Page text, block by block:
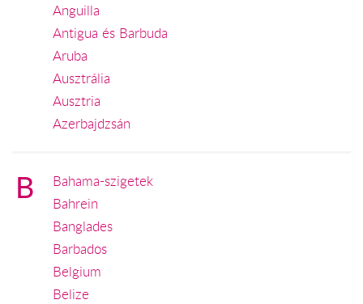
Anguilla
Antigua és Barbuda
Aruba
Ausztrália
Ausztria
Azerbajdzsán
B
Bahama-szigetek
Bahrein
Banglades
Barbados
Belgium
Belize